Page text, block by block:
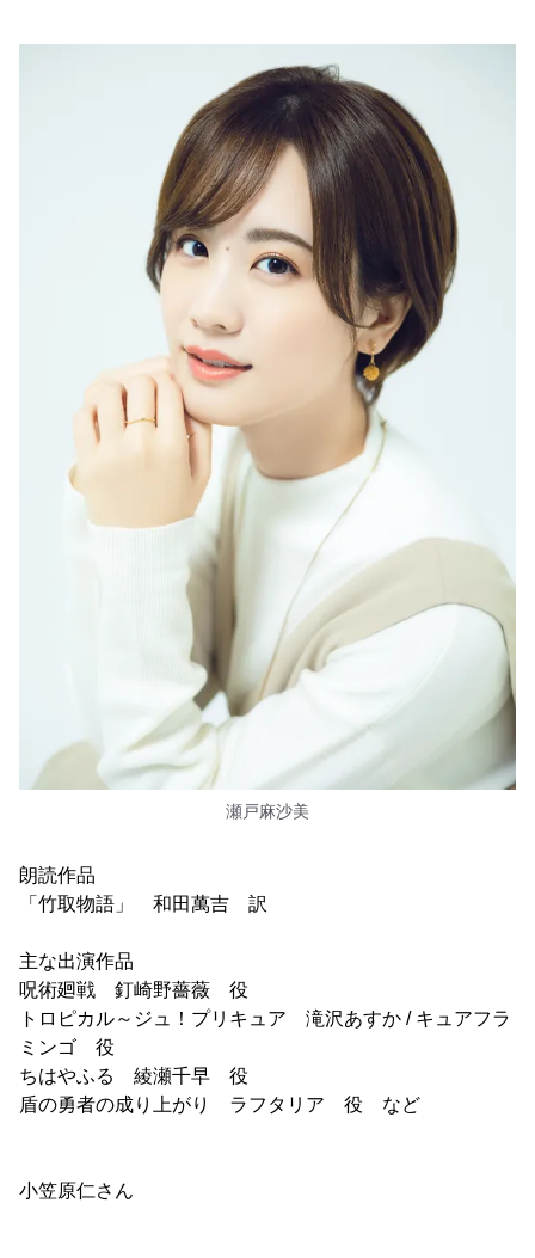
瀬戸麻沙美
朗読作品
「竹取物語」 和田萬吉 訳
主な出演作品
呪術廻戦 釘崎野薔薇 役
トロピカル～ジュ！プリキュア 滝沢あすか / キュアフラ
ミンゴ 役
ちはやふる 綾瀬千早 役
盾の勇者の成り上がり ラフタリア 役 など
小笠原仁さん